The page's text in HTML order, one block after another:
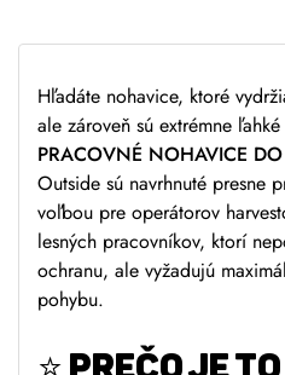
Hľadáte nohavice, ktoré
ale zároveň sú extrémne
PRACOVNÉ NOHAVICE
Outside sú navrhnuté presne
voľbou pre operátorov
lesných pracovníkov, ktorí
ochranu, ale vyžadujú
pohybu.